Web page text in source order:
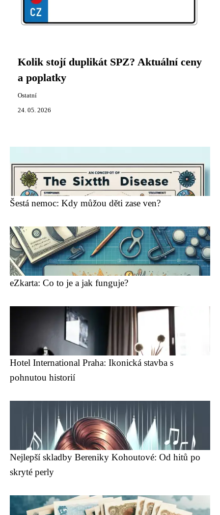
Kolik stojí duplikát SPZ? Aktuální ceny
a poplatky
Ostatní
24. 05. 2026
Šestá nemoc: Kdy můžou děti zase ven?
eZkarta: Co to je a jak funguje?
Hotel International Praha: Ikonická stavba s
pohnutou historií
Nejlepší skladby Bereniky Kohoutové: Od hitů po
skryté perly